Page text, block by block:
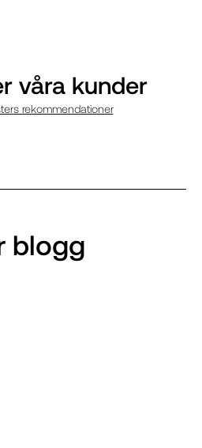
våra kunder
rekommendationer
blogg